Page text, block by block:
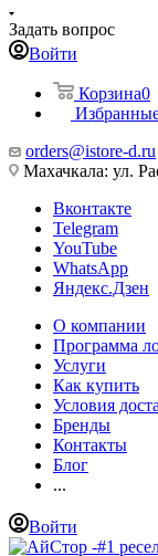
Задать вопрос
Войти
Корзина0
orders@istore-d.ru
Махачкала: ул.
Вконтакте
Telegram
YouTube
WhatsApp
Яндекс.Дзен
О компании
Программа
Услуги
Как купить
Условия
Бренды
Контакты
Блог
...
Войти